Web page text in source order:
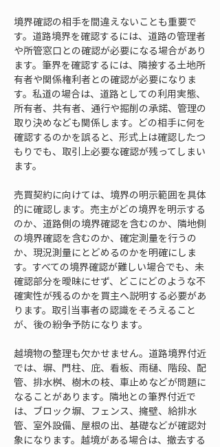
境界確認の相手を間違えないことも重要で
す。道路境界を確認するには、道路の管理者
や所管窓口との確認が必要になる場合があり
ます。筆界を確認するには、隣接する土地所
有者や関係権利者との確認が必要になりま
す。私道の場合は、道路としての利用実態、
所有者、共有者、通行や掘削の承諾、管理の
取り決めなども関係します。どの相手に何を
確認するのかを誤ると、形式上は確認したつ
もりでも、取引上必要な確認が残ってしまい
ます。
売買契約に向けては、境界の明示範囲を具体
的に確認します。売主がどの境界を明示する
のか、道路側の境界確認を含むのか、隣地側
の境界確認を含むのか、確定測量を行うの
か、現況測量にとどめるのかを明確にしま
す。すべての境界確認が難しい場合でも、未
確認部分を曖昧にせず、どこにどのような不
確実性が残るのかを買主へ説明する必要があ
ります。取引当事者の認識をそろえること
が、後の紛争予防になります。
越境物の整理も欠かせません。道路境界付近
では、塀、門柱、庇、看板、雨樋、階段、配
管、排水桝、樹木の枝、車止めなどが問題に
なることがあります。隣地との筆界付近で
は、ブロック塀、フェンス、擁壁、給排水
管、室外設備、屋根の出、基礎などが確認対
象になります。越境がある場合は、撤去する